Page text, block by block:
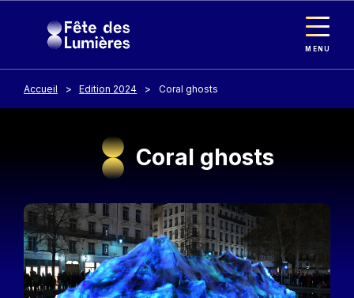
MENU
Accueil Edition 2024 Coral ghosts
Coral ghosts
Image